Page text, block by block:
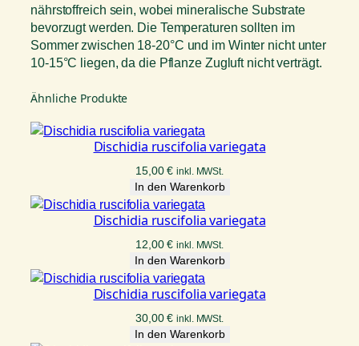
nährstoffreich sein, wobei mineralische Substrate
bevorzugt werden. Die Temperaturen sollten im
Sommer zwischen 18-20°C und im Winter nicht unter
10-15°C liegen, da die Pflanze Zugluft nicht verträgt.
Ähnliche Produkte
Dischidia ruscifolia variegata
15,00€ inkl. MWSt.
In den Warenkorb
Dischidia ruscifolia variegata
12,00€ inkl. MWSt.
In den Warenkorb
Dischidia ruscifolia variegata
30,00€ inkl. MWSt.
In den Warenkorb